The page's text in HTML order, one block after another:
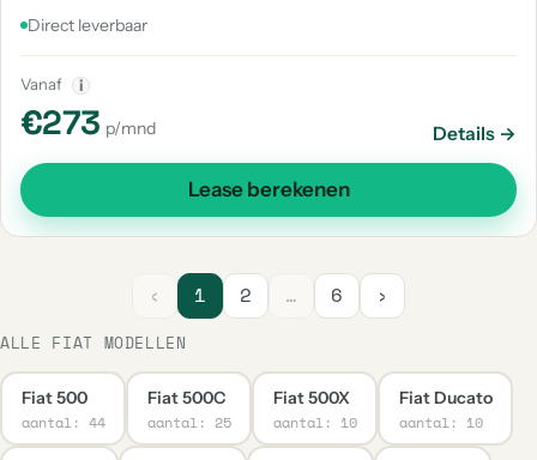
Direct leverbaar
Vanaf i
€273 p/mnd Details →
Lease berekenen
‹ 1 2 … 6 ›
ALLE FIAT MODELLEN
Fiat 500
aantal: 44
Fiat 500C
aantal: 25
Fiat 500X
aantal: 10
Fiat Ducato
aantal: 10